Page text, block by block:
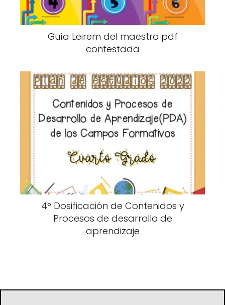
Guía Leirem del maestro pdf
contestada
4° Dosificación de Contenidos y
Procesos de desarrollo de
aprendizaje